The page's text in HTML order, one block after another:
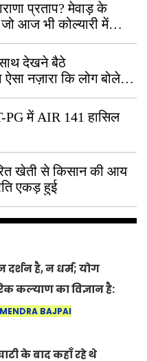
प्रताप? मेवाड़ के
आज भी कोल्यारी में
देखने बैठे
नज़ारा कि लोग बोले,
हैं”
में AIR 141 हासिल
खेती से किसान की आय
एकड़ हुई
दर्शन है, न धर्म; योग
कल्याण का विज्ञान है:
योग दिवस 2026 पर
BAJPAI
के बाद कहाँ रहे थे